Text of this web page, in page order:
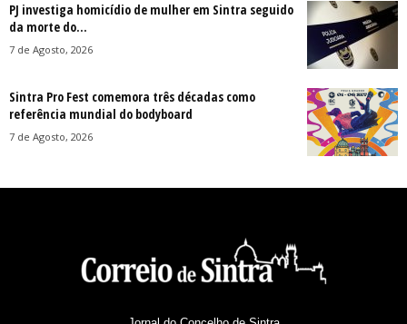
PJ investiga homicídio de mulher em Sintra seguido
da morte do...
7 de Agosto, 2026
Sintra Pro Fest comemora três décadas como
referência mundial do bodyboard
7 de Agosto, 2026